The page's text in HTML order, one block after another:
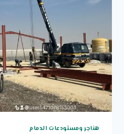
هناجر ومستودعات الدمام